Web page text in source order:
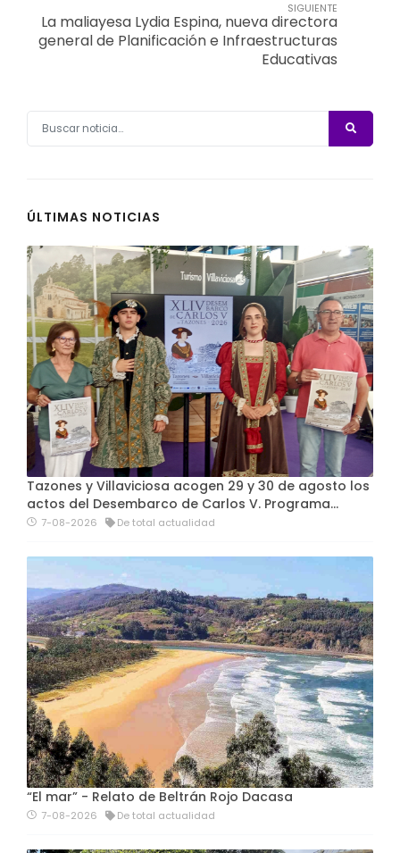
SIGUIENTE
La maliayesa Lydia Espina, nueva directora
general de Planificación e Infraestructuras
Educativas
ÚLTIMAS NOTICIAS
Tazones y Villaviciosa acogen 29 y 30 de agosto los
actos del Desembarco de Carlos V. Programa…
7-08-2026 De total actualidad
“El mar” - Relato de Beltrán Rojo Dacasa
7-08-2026 De total actualidad